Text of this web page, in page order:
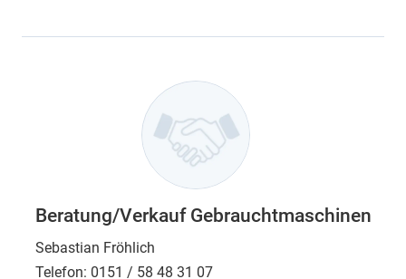
Beratung/Verkauf Gebrauchtmaschinen
Sebastian Fröhlich
Telefon: 0151 / 58 48 31 07